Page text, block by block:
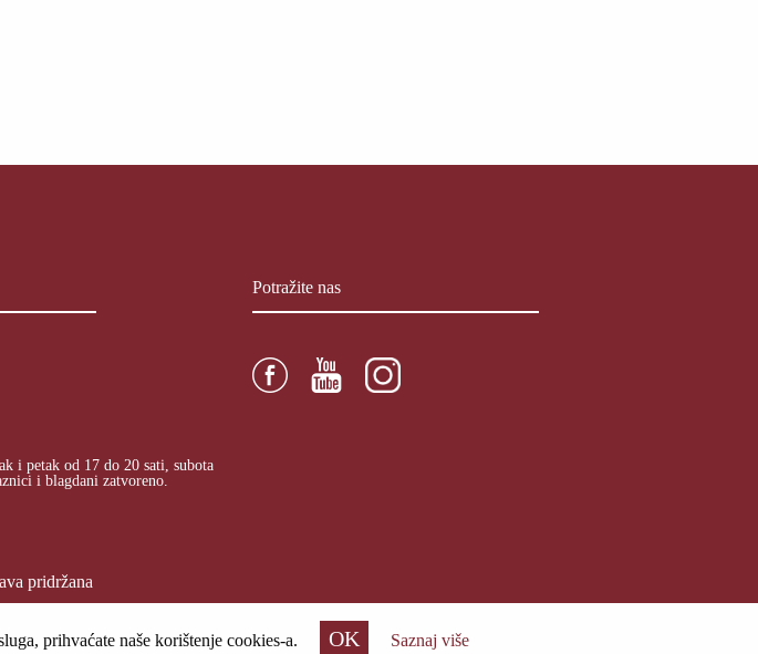
i petak od 17 do 20 sati, subota
i blagdani zatvoreno.
Potražite nas
pridržana
prihvaćate naše korištenje cookies-a. OK Saznaj više